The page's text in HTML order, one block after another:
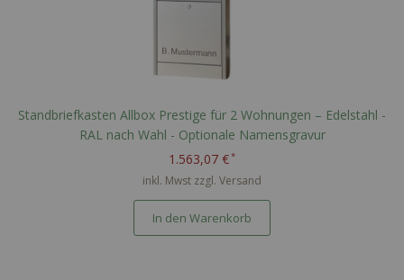
Standbriefkasten Allbox Prestige für 2 Wohnungen – Edelstahl -
RAL nach Wahl - Optionale Namensgravur
1.563,07 €
inkl. Mwst zzgl. Versand
In den Warenkorb